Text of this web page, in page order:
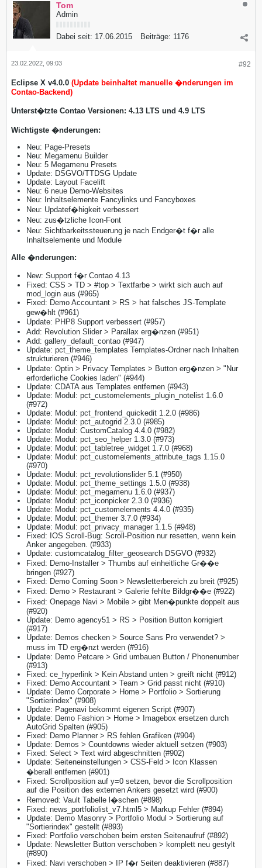
Tom
Admin
Dabei seit: 17.06.2015 Beiträge: 1176
#92
23.02.2022, 09:03
Eclipse X v4.0.0 (Update beinhaltet manuelle �nderungen im
Contao-Backend)
Unterst�tzte Contao Versionen: 4.13 LTS und 4.9 LTS
Wichtigste �nderungen:
Neu: Page-Presets
Neu: Megamenu Builder
Neu: 5 Megamenu Presets
Update: DSGVO/TTDSG Update
Update: Layout Facelift
Neu: 6 neue Demo-Websites
Neu: Inhaltselemente Fancylinks und Fancyboxes
Neu: Updatef�higkeit verbessert
Neu: zus�tzliche Icon-Font
Neu: Sichtbarkeitssteuerung je nach Endger�t f�r alle
Inhaltselemente und Module
Alle �nderungen:
New: Support f�r Contao 4.13
Fixed: CSS > TD > #top > Textfarbe > wirkt sich auch auf
mod_login aus (#965)
Fixed: Demo Accountant > RS > hat falsches JS-Template
gew�hlt (#961)
Update: PHP8 Support verbessert (#957)
Add: Revolution Slider > Parallax erg�nzen (#951)
Add: gallery_default_contao (#947)
Update: pct_theme_templates Templates-Ordner nach Inhalten
strukturieren (#946)
Update: Optin > Privacy Templates > Button erg�nzen > "Nur
erforderliche Cookies laden" (#944)
Update: CDATA aus Templates entfernen (#943)
Update: Modul: pct_customelements_plugin_notelist 1.6.0
(#972)
Update: Modul: pct_frontend_quickedit 1.2.0 (#986)
Update: Modul: pct_autogrid 2.3.0 (#985)
Update: Modul: CustomCatalog 4.4.0 (#982)
Update: Modul: pct_seo_helper 1.3.0 (#973)
Update: Modul: pct_tabletree_widget 1.7.0 (#968)
Update: Modul: pct_customelements_attribute_tags 1.15.0
(#970)
Update: Modul: pct_revolutionslider 5.1 (#950)
Update: Modul: pct_theme_settings 1.5.0 (#938)
Update: Modul: pct_megamenu 1.6.0 (#937)
Update: Modul: pct_iconpicker 2.3.0 (#936)
Update: Modul: pct_customelements 4.4.0 (#935)
Update: Modul: pct_themer 3.7.0 (#934)
Update: Modul: pct_privacy_manager 1.1.5 (#948)
Fixed: IOS Scroll-Bug: Scroll-Position nur resetten, wenn kein
Anker angegeben. (#933)
Update: customcatalog_filter_geosearch DSGVO (#932)
Fixed: Demo-Installer > Thumbs auf einheitliche Gr��e
bringen (#927)
Fixed: Demo Coming Soon > Newsletterbereich zu breit (#925)
Fixed: Demo > Restaurant > Galerie fehlte Bildgr��e (#922)
Fixed: Onepage Navi > Mobile > gibt Men�punkte doppelt aus
(#920)
Update: Demo agency51 > RS > Position Button korrigiert
(#917)
Update: Demos checken > Source Sans Pro verwendet? >
muss im TD erg�nzt werden (#916)
Update: Demo Petcare > Grid umbauen Button / Phonenumber
(#913)
Fixed: ce_hyperlink > Kein Abstand unten > greift nicht (#912)
Fixed: Demo Accountant > Team > Grid passt nicht (#910)
Update: Demo Corporate > Home > Portfolio > Sortierung
"Sortierindex" (#908)
Update: Pagenavi bekommt eigenen Script (#907)
Update: Demo Fashion > Home > Imagebox ersetzen durch
AutoGrid Spalten (#905)
Fixed: Demo Planner > RS fehlen Grafiken (#904)
Update: Demos > Countdowns wieder aktuell setzen (#903)
Fixed: Select > Text wird abgeschnitten (#902)
Update: Seiteneinstellungen > CSS-Feld > Icon Klassen
�berall entfernen (#901)
Fixed: Scrollposition auf y=0 setzen, bevor die Scrollposition
auf die Position des externen Ankers gesetzt wird (#900)
Removed: Vault Tabelle l�schen (#898)
Fixed: news_portfoliolist_v7.html5 > Markup Fehler (#894)
Update: Demo Masonry > Portfolio Modul > Sortierung auf
"Sortierindex" gestellt (#893)
Fixed: Portfolio verschoben beim ersten Seitenaufruf (#892)
Update: Newsletter Button verschoben > komplett neu gestylt
(#890)
Fixed: Navi verschoben > IP f�r Seiten deaktivieren (#887)